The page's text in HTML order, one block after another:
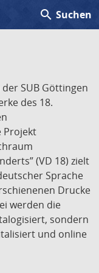
search Suchen
SUB Göttingen
des 18.
Projekt
(VD 18) zielt
Sprache
Drucke
werden die
sondern
und online